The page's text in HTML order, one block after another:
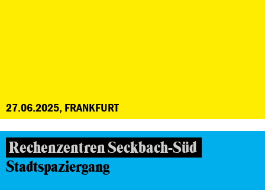
27.06.2025, FRANKFURT
Rechenzentren Seckbach-Süd
Stadtspaziergang